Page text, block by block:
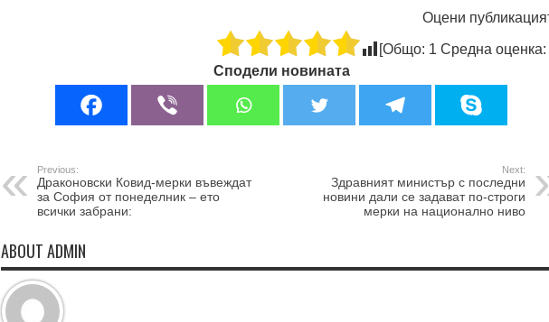
Оцени
[Общо: 1 Средна оценка:
Сподели новината
Previous:
Драконовски Ковид-мерки въвеждат
за София от понеделник – ето
всички забрани:
Next:
Здравният министър с последни
новини дали се задават по-строги
мерки на национално ниво
ABOUT ADMIN